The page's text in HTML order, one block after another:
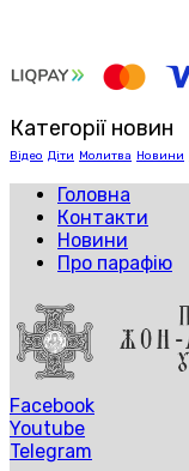
Категорії новин
Відео Діти Молитва Новини
Головна
Контакти
Новини
Про парафію
Facebook
Youtube
Telegram